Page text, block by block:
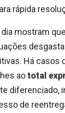
rápida
mostram
Há casos
aototal
diferenciado,
de